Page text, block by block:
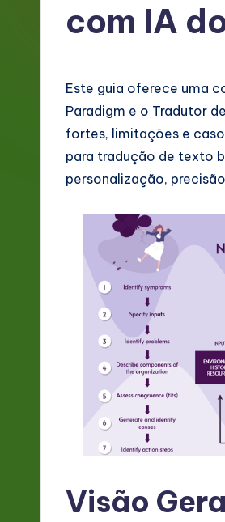
rt
com IA
Este guia oferece uma
Paradigm e o Tradutor
fortes, limitações e
para tradução de texto
personalização,
Visão